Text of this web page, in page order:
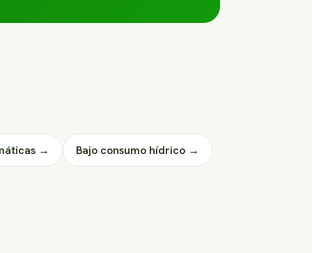
→ Bajo consumo hídrico →